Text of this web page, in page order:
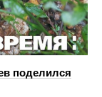
поделился